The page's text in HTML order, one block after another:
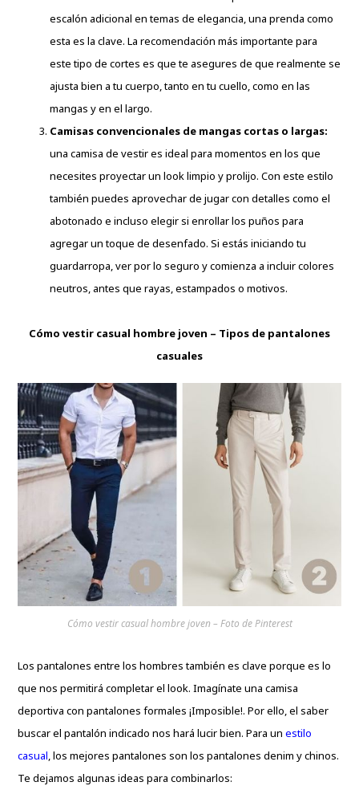
escalón adicional en temas de elegancia, una prenda como
esta es la clave. La recomendación más importante para
este tipo de cortes es que te asegures de que realmente se
ajusta bien a tu cuerpo, tanto en tu cuello, como en las
mangas y en el largo.
Camisas convencionales de mangas cortas o largas:
una camisa de vestir es ideal para momentos en los que
necesites proyectar un look limpio y prolijo. Con este estilo
también puedes aprovechar de jugar con detalles como el
abotonado e incluso elegir si enrollar los puños para
agregar un toque de desenfado. Si estás iniciando tu
guardarropa, ver por lo seguro y comienza a incluir colores
neutros, antes que rayas, estampados o motivos.
Cómo vestir casual hombre joven – Tipos de pantalones
casuales
Cómo vestir casual hombre joven – Foto de Pinterest
Los pantalones entre los hombres también es clave porque es lo
que nos permitirá completar el look. Imagínate una camisa
deportiva con pantalones formales ¡Imposible!. Por ello, el saber
buscar el pantalón indicado nos hará lucir bien. Para unestilo
casual, los mejores pantalones son los pantalones denim y chinos.
Te dejamos algunas ideas para combinarlos: